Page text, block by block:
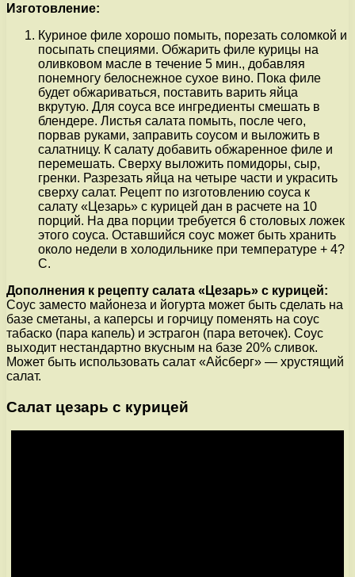
Изготовление:
Куриное филе хорошо помыть, порезать соломкой и
посыпать специями. Обжарить филе курицы на
оливковом масле в течение 5 мин., добавляя
понемногу белоснежное сухое вино. Пока филе
будет обжариваться, поставить варить яйца
вкрутую. Для соуса все ингредиенты смешать в
блендере. Листья салата помыть, после чего,
порвав руками, заправить соусом и выложить в
салатницу. К салату добавить обжаренное филе и
перемешать. Сверху выложить помидоры, сыр,
гренки. Разрезать яйца на четыре части и украсить
сверху салат. Рецепт по изготовлению соуса к
салату «Цезарь» с курицей дан в расчете на 10
порций. На два порции требуется 6 столовых ложек
этого соуса. Оставшийся соус может быть хранить
около недели в холодильнике при температуре + 4?
С.
Дополнения к рецепту салата «Цезарь» с курицей:
Соус заместо майонеза и йогурта может быть сделать на
базе сметаны, а каперсы и горчицу поменять на соус
табаско (пара капель) и эстрагон (пара веточек). Соус
выходит нестандартно вкусным на базе 20% сливок.
Может быть использовать салат «Айсберг» — хрустящий
салат.
Салат цезарь с курицей